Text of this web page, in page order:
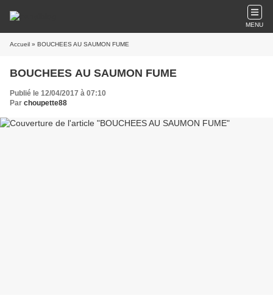
MENU
Accueil » BOUCHEES AU SAUMON FUME
BOUCHEES AU SAUMON FUME
Publié le 12/04/2017 à 07:10
Par choupette88